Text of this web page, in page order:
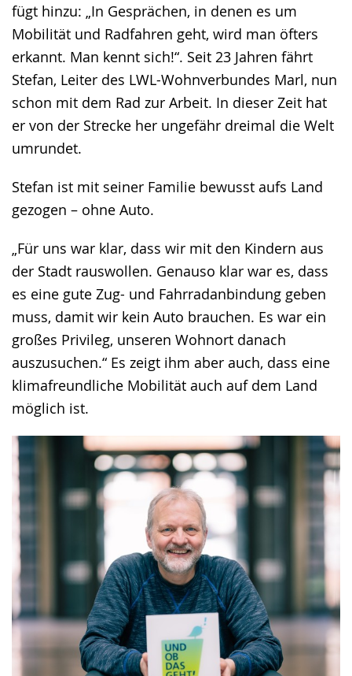
fügt hinzu: „In Gesprächen, in denen es um
Mobilität und Radfahren geht, wird man öfters
erkannt. Man kennt sich!“. Seit 23 Jahren fährt
Stefan, Leiter des LWL-Wohnverbundes Marl, nun
schon mit dem Rad zur Arbeit. In dieser Zeit hat
er von der Strecke her ungefähr dreimal die Welt
umrundet.
Stefan ist mit seiner Familie bewusst aufs Land
gezogen – ohne Auto.
„Für uns war klar, dass wir mit den Kindern aus
der Stadt rauswollen. Genauso klar war es, dass
es eine gute Zug- und Fahrradanbindung geben
muss, damit wir kein Auto brauchen. Es war ein
großes Privileg, unseren Wohnort danach
auszusuchen.“ Es zeigt ihm aber auch, dass eine
klimafreundliche Mobilität auch auf dem Land
möglich ist.